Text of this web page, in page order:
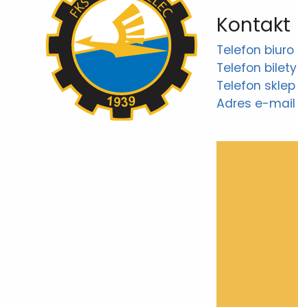
Kontakt
Telefon biuro
Telefon bilety
Telefon sklep
Adres e-mail